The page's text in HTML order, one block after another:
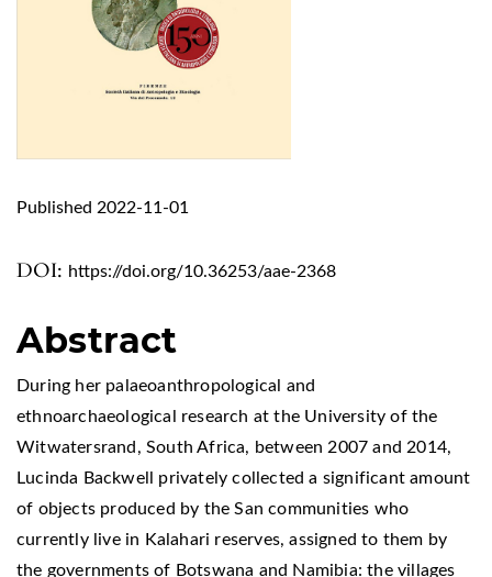
DOI: https://doi.org/10.36253/aae-2368
Published 2022-11-01
Abstract
During her palaeoanthropological and
ethnoarchaeological research at the University of the
Witwatersrand, South Africa, between 2007 and 2014,
Lucinda Backwell privately collected a significant amount
of objects produced by the San communities who
currently live in Kalahari reserves, assigned to them by
the governments of Botswana and Namibia: the villages